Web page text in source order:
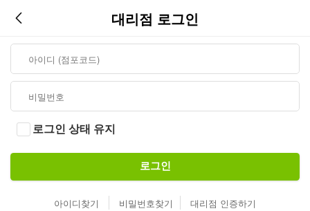
대리점 로그인
로그인 상태 유지
로그인
아이디찾기 비밀번호찾기 대리점 인증하기